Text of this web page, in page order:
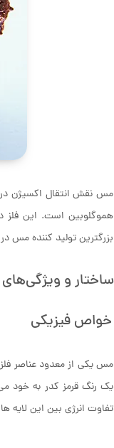
مس نقش انتقال اکسیژن در
هموگلوبین است. این فلز
بزرگترین تولید کننده مس
ساختار و
خواص فیزیکی
مس یکی از معدود عناصر
تفاوت انرژی بین این لایه